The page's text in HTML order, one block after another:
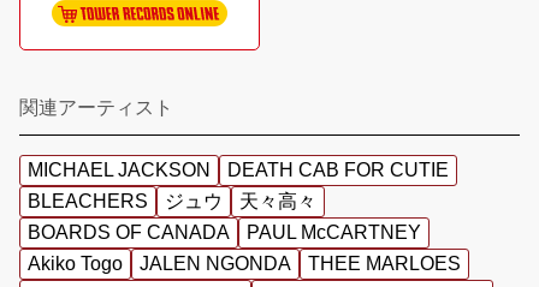
関連アーティスト
MICHAEL JACKSON
DEATH CAB FOR CUTIE
BLEACHERS
ジュウ
天々高々
BOARDS OF CANADA
PAUL McCARTNEY
Akiko Togo
JALEN NGONDA
THEE MARLOES